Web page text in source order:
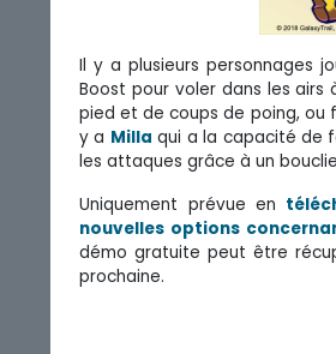
Il y a plusieurs personnages
Boost pour voler dans les airs
pied et de coups de poing, ou
y a Milla qui a la capacité de
les attaques grâce à un
Uniquement prévue en
nouvelles options
démo gratuite peut être
prochaine.